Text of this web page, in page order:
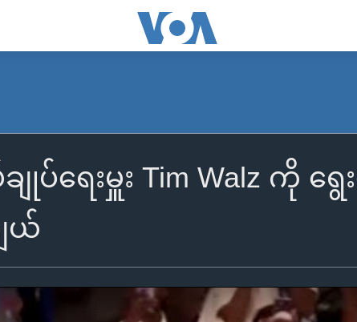
ျုပ်ရေးမှူး Tim Walz ကို
ယ်